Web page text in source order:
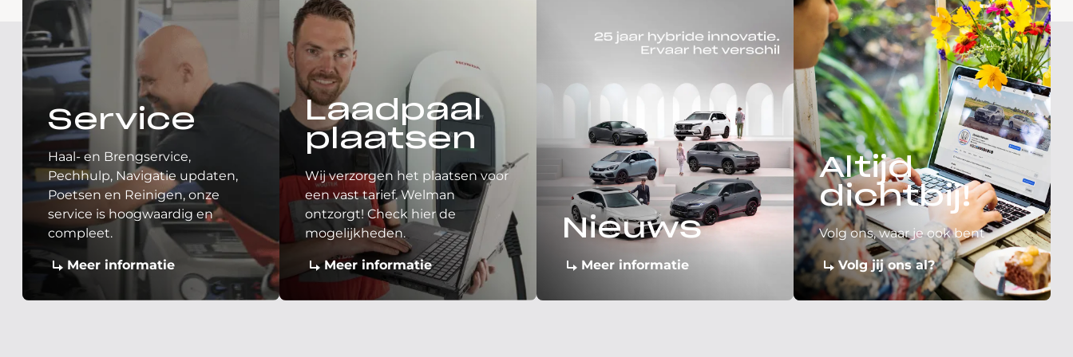
Service
Haal- en Brengservice,
Pechhulp, Navigatie updaten,
Poetsen en Reinigen, onze
service is hoogwaardig en
compleet.
Meer informatie
Laadpaal
plaatsen
Wij verzorgen het plaatsen voor
een vast tarief. Welman
ontzorgt! Check hier de
mogelijkheden.
Meer informatie
Nieuws
Meer informatie
Altijd
dichtbij!
Volg ons, waar je ook bent
Volg jij ons al?